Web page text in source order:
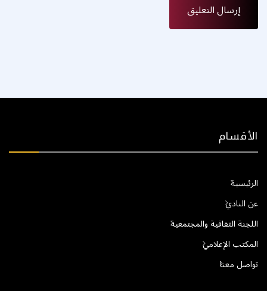
الأقسام
الرئيسية
عن النادي
اللجنة الثقافية والمجتمعية
المكتب الإعلامي
تواصل معنا